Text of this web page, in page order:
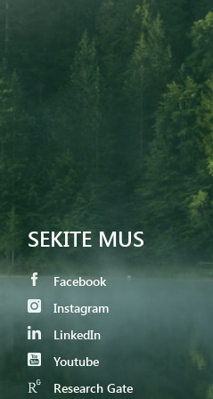
SEKITE MUS
Facebook
Instagram
LinkedIn
Youtube
Research Gate